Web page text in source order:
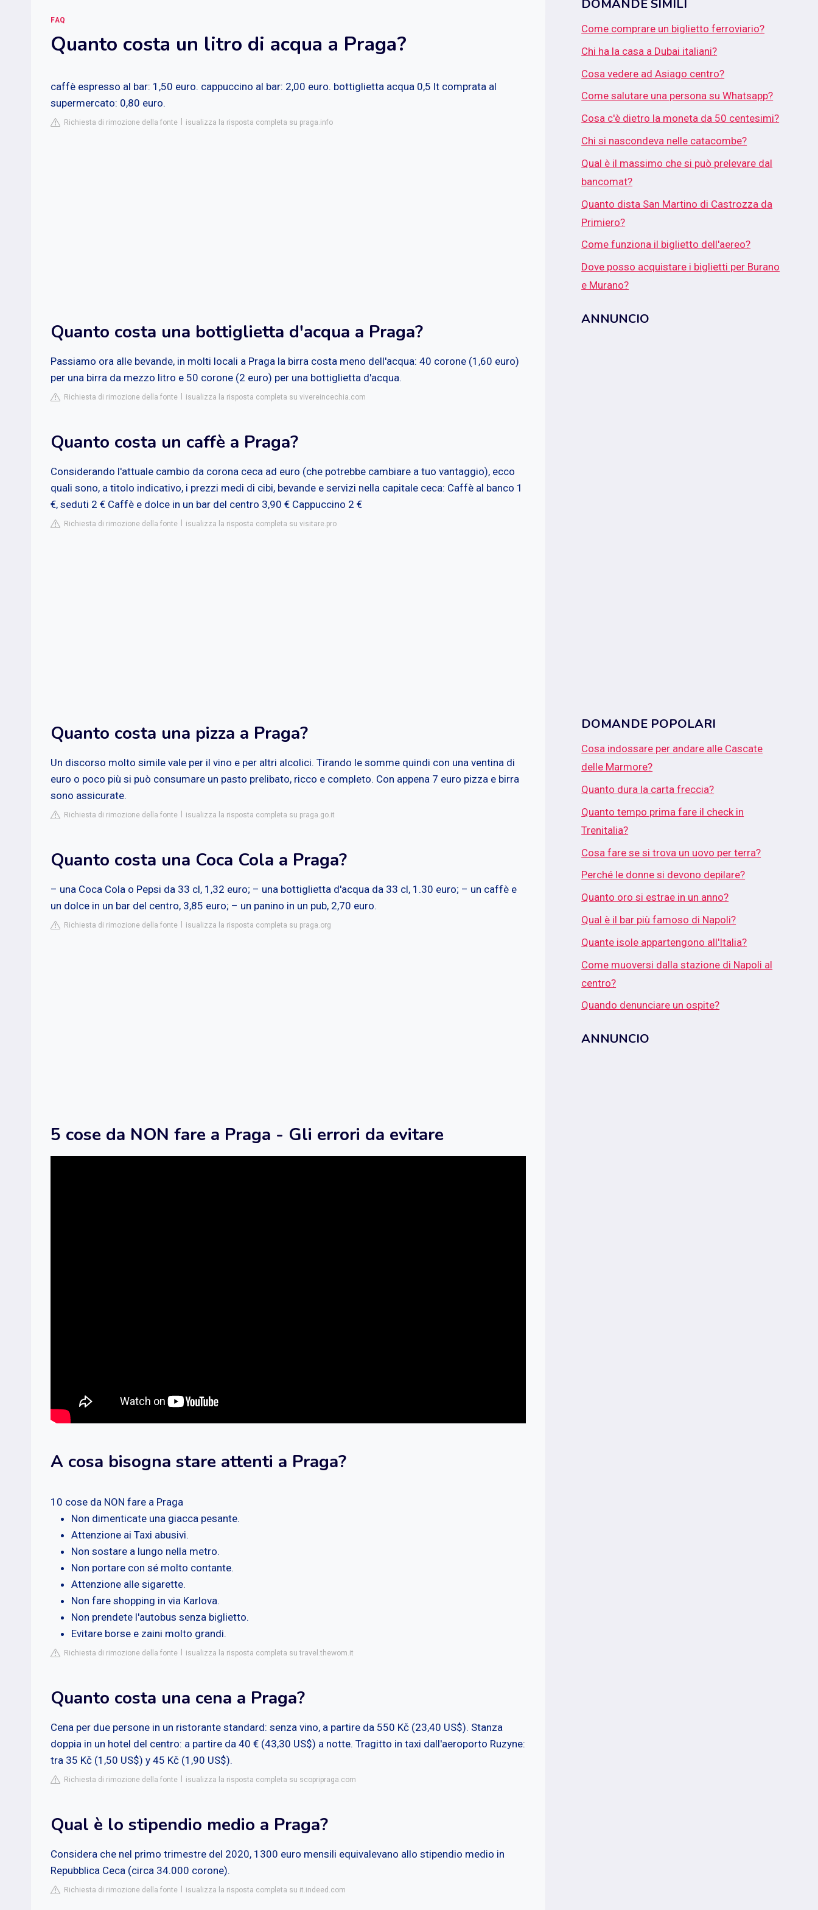
FAQ
Quanto costa un litro di acqua a Praga?
caffè espresso al bar: 1,50 euro. cappuccino al bar: 2,00 euro. bottiglietta acqua 0,5 lt comprata al
supermercato: 0,80 euro.
Richiesta di rimozione della fonte isualizza la risposta completa su praga.info
Quanto costa una bottiglietta d'acqua a Praga?
Passiamo ora alle bevande, in molti locali a Praga la birra costa meno dell'acqua: 40 corone (1,60 euro)
per una birra da mezzo litro e 50 corone (2 euro) per una bottiglietta d'acqua.
Richiesta di rimozione della fonte isualizza la risposta completa su vivereincechia.com
Quanto costa un caffè a Praga?
Considerando l'attuale cambio da corona ceca ad euro (che potrebbe cambiare a tuo vantaggio), ecco
quali sono, a titolo indicativo, i prezzi medi di cibi, bevande e servizi nella capitale ceca: Caffè al banco 1
€, seduti 2 € Caffè e dolce in un bar del centro 3,90 € Cappuccino 2 €
Richiesta di rimozione della fonte isualizza la risposta completa su visitare.pro
Quanto costa una pizza a Praga?
Un discorso molto simile vale per il vino e per altri alcolici. Tirando le somme quindi con una ventina di
euro o poco più si può consumare un pasto prelibato, ricco e completo. Con appena 7 euro pizza e birra
sono assicurate.
Richiesta di rimozione della fonte isualizza la risposta completa su praga.go.it
Quanto costa una Coca Cola a Praga?
– una Coca Cola o Pepsi da 33 cl, 1,32 euro; – una bottiglietta d'acqua da 33 cl, 1.30 euro; – un caffè e
un dolce in un bar del centro, 3,85 euro; – un panino in un pub, 2,70 euro.
Richiesta di rimozione della fonte isualizza la risposta completa su praga.org
5 cose da NON fare a Praga - Gli errori da evitare
A cosa bisogna stare attenti a Praga?
10 cose da NON fare a Praga
Non dimenticate una giacca pesante.
Attenzione ai Taxi abusivi.
Non sostare a lungo nella metro.
Non portare con sé molto contante.
Attenzione alle sigarette.
Non fare shopping in via Karlova.
Non prendete l'autobus senza biglietto.
Evitare borse e zaini molto grandi.
Richiesta di rimozione della fonte isualizza la risposta completa su travel.thewom.it
Quanto costa una cena a Praga?
Cena per due persone in un ristorante standard: senza vino, a partire da 550 Kč (23,40 US$). Stanza
doppia in un hotel del centro: a partire da 40 € (43,30 US$) a notte. Tragitto in taxi dall'aeroporto Ruzyne:
tra 35 Kč (1,50 US$) y 45 Kč (1,90 US$).
Richiesta di rimozione della fonte isualizza la risposta completa su scopripraga.com
Qual è lo stipendio medio a Praga?
Considera che nel primo trimestre del 2020, 1300 euro mensili equivalevano allo stipendio medio in
Repubblica Ceca (circa 34.000 corone).
Richiesta di rimozione della fonte isualizza la risposta completa su it.indeed.com
DOMANDE SIMILI
Come comprare un biglietto ferroviario?
Chi ha la casa a Dubai italiani?
Cosa vedere ad Asiago centro?
Come salutare una persona su Whatsapp?
Cosa c'è dietro la moneta da 50 centesimi?
Chi si nascondeva nelle catacombe?
Qual è il massimo che si può prelevare dal
bancomat?
Quanto dista San Martino di Castrozza da
Primiero?
Come funziona il biglietto dell'aereo?
Dove posso acquistare i biglietti per Burano
e Murano?
ANNUNCIO
DOMANDE POPOLARI
Cosa indossare per andare alle Cascate
delle Marmore?
Quanto dura la carta freccia?
Quanto tempo prima fare il check in
Trenitalia?
Cosa fare se si trova un uovo per terra?
Perché le donne si devono depilare?
Quanto oro si estrae in un anno?
Qual è il bar più famoso di Napoli?
Quante isole appartengono all'Italia?
Come muoversi dalla stazione di Napoli al
centro?
Quando denunciare un ospite?
ANNUNCIO